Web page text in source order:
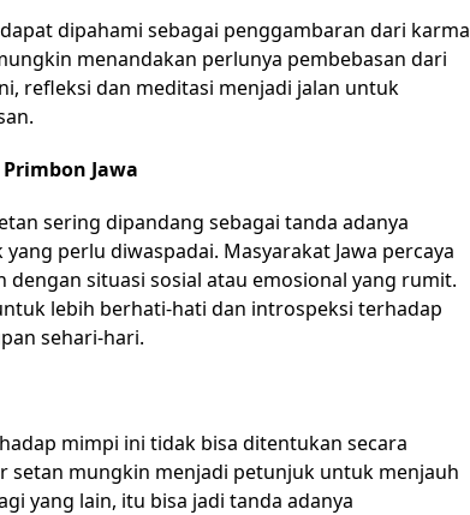
dipahami sebagai penggambaran dari karma
menandakan perlunya pembebasan dari
refleksi dan meditasi menjadi jalan untuk
Jawa
sering dipandang sebagai tanda adanya
perlu diwaspadai. Masyarakat Jawa percaya
situasi sosial atau emosional yang rumit.
lebih berhati-hati dan introspeksi terhadap
sehari-hari.
mimpi ini tidak bisa ditentukan secara
setan mungkin menjadi petunjuk untuk menjauh
yang lain, itu bisa jadi tanda adanya